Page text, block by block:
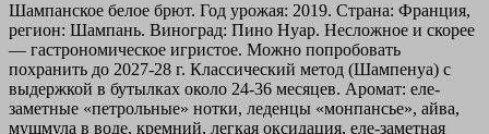
Шампанское белое брют. Год урожая: 2019. Страна: Франция,
регион: Шампань. Виноград: Пино Нуар. Несложное и скорее
— гастрономическое игристое. Можно попробовать
похранить до 2027-28 г. Классический метод (Шампенуа) с
выдержкой в бутылках около 24-36 месяцев. Аромат: еле-
заметные «петрольные» нотки, леденцы «монпансье», айва,
мушмула в воде, кремний, легкая оксидация, еле-заметная